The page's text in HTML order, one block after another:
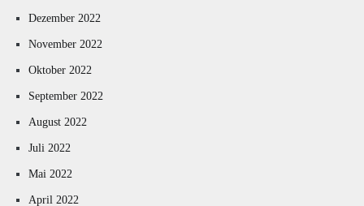
Dezember 2022
November 2022
Oktober 2022
September 2022
August 2022
Juli 2022
Mai 2022
April 2022